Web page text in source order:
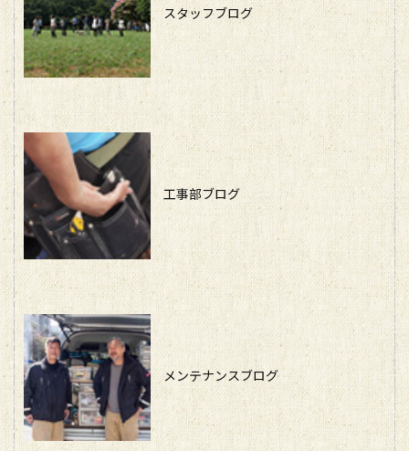
スタッフブログ
工事部ブログ
メンテナンスブログ